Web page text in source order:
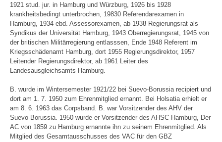
1921 stud. jur. in Hamburg und Würzburg, 1926 bis 1928
krankheitsbedingt unterbrochen, 19830 Referendarexamen in
Hamburg, 1934 ebd. Assessorexamen, ab 1938 Regierungsrat als
Syndikus der Universität Hamburg, 1943 Oberregierungsrat, 1945 von
der britischen Militärregierung entlasssen, Ende 1948 Referent im
Kriegsschädenamt Hamburg, dort 1955 Regierungsdirektor, 1957
Leitender Regierungsdirektor, ab 1961 Leiter des
Landesausgleichsamts Hamburg.
B. wurde im Wintersemester 1921/22 bei Suevo-Borussia recipiert und
dort am 1. 7. 1950 zum Ehrenmitglied ernannt. Bei Holsatia erhielt er
am 8. 6. 1963 das Corpsband. B. war Vorsitzender des AHV der
Suevo-Borussia. 1950 wurde er Vorsitzender des AHSC Hamburg, Der
AC von 1859 zu Hamburg ernannte ihn zu seinem Ehrenmitglied. Als
Mitglied des Gesamtausschusses des VAC für den GBZ